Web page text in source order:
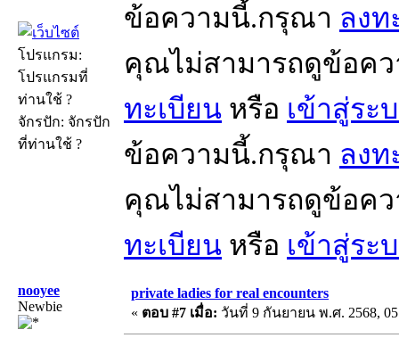
โปรแกรม:
โปรแกรมที่
ท่านใช้ ?
จักรปัก: จักรปัก
ที่ท่านใช้ ?
ข้อความนี้.กรุณา ลงท
คุณไม่สามารถดูข้อค
ทะเบียน หรือ เข้าสู่ระ
ข้อความนี้.กรุณา ลงท
คุณไม่สามารถดูข้อค
ทะเบียน หรือ เข้าสู่ระ
nooyee
Newbie
private ladies for real encounters
« ตอบ #7 เมื่อ: วันที่ 9 กันยายน พ.ศ. 2568,